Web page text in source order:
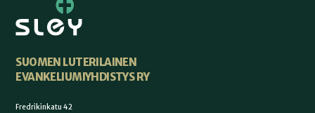
SUOMEN LUTERILAINEN
EVANKELIUMIYHDISTYS RY
Fredrikinkatu 42